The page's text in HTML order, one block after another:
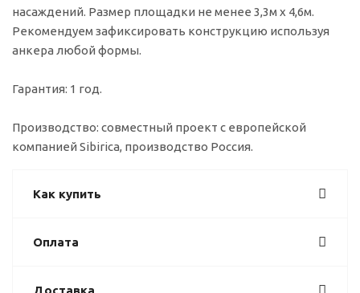
насаждений. Размер площадки не менее 3,3м х 4,6м.
Рекомендуем зафиксировать конструкцию используя
анкера любой формы.
Гарантия: 1 год.
Производство: совместный проект с европейской
компанией Sibirica, производство Россия.
Как купить
Оплата
Доставка